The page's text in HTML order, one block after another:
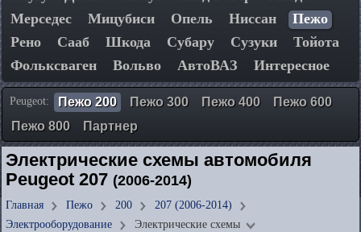
Мерседес
Мицубиси Опель Ниссан
Пежо
Рено
Сааб Шкода Субару Сузуки
Тойота
Фольксваген
Вольво АвтоВАЗ Интересное
Peugeot: Пежо 200 Пежо 300 Пежо 400
Пежо 600
Пежо 800
Партнер
Электрические схемы автомобиля
Peugeot 207 (2006-2014)
Главная Пежо 200
207 (2006-2014)
Электрооборудование
Электрические схемы